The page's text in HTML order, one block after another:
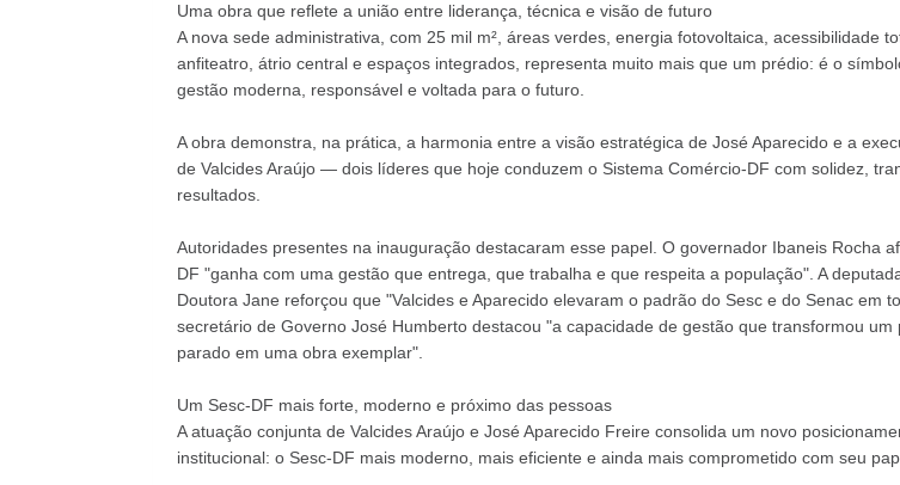
Uma obra que reflete a união entre liderança, técnica e visão de futuro
A nova sede administrativa, com 25 mil m², áreas verdes, energia fotovoltaica, acessibilidade
anfiteatro, átrio central e espaços integrados, representa muito mais que um prédio: é o
gestão moderna, responsável e voltada para o futuro.
A obra demonstra, na prática, a harmonia entre a visão estratégica de José Aparecido e a
de Valcides Araújo — dois líderes que hoje conduzem o Sistema Comércio-DF com solidez,
resultados.
Autoridades presentes na inauguração destacaram esse papel. O governador Ibaneis Rocha
DF "ganha com uma gestão que entrega, que trabalha e que respeita a população". A
Doutora Jane reforçou que "Valcides e Aparecido elevaram o padrão do Sesc e do Senac em
secretário de Governo José Humberto destacou "a capacidade de gestão que transformou um
parado em uma obra exemplar".
Um Sesc-DF mais forte, moderno e próximo das pessoas
A atuação conjunta de Valcides Araújo e José Aparecido Freire consolida um novo
institucional: o Sesc-DF mais moderno, mais eficiente e ainda mais comprometido com seu